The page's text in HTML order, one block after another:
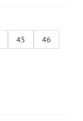
45
46